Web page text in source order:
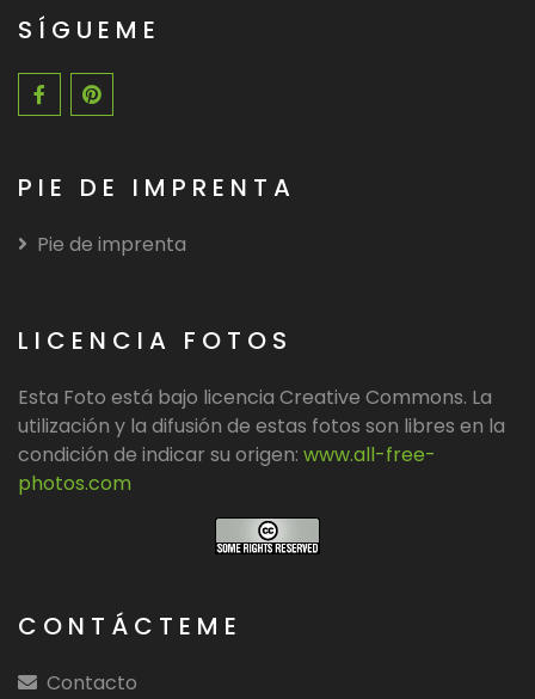
SÍGUEME
PIE DE IMPRENTA
Pie de imprenta
LICENCIA FOTOS
Esta Foto está bajo licencia Creative Commons. La
utilización y la difusión de estas fotos son libres en la
condición de indicar su origen: www.all-free-
photos.com
CONTÁCTEME
Contacto